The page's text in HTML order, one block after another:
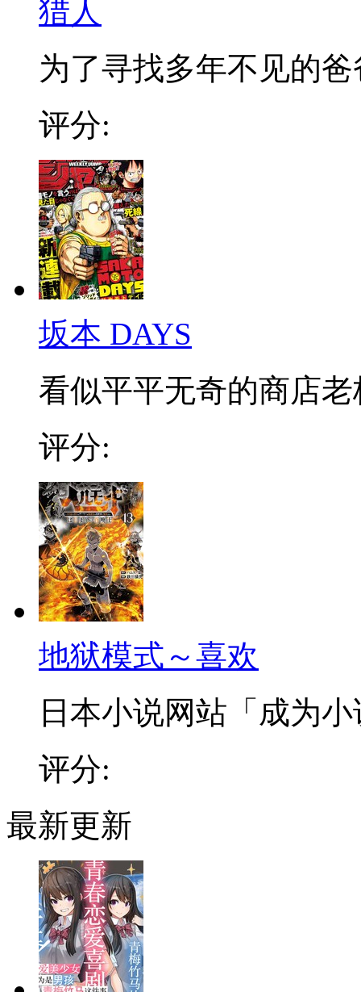
猎人
为了寻找多年不见的爸
评分:
坂本 DAYS
看似平平无奇的商店老
评分:
地狱模式～喜欢
日本小说网站「成为
评分:
最新更新